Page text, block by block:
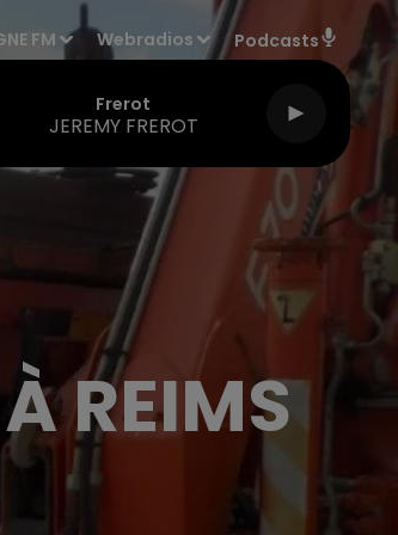
FM Webradios Podcasts
Frerot
JEREMY FREROT
REIMS